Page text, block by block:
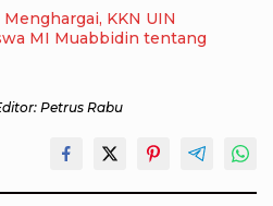
KKN UIN
MI Muabbidin tentang
Petrus Rabu